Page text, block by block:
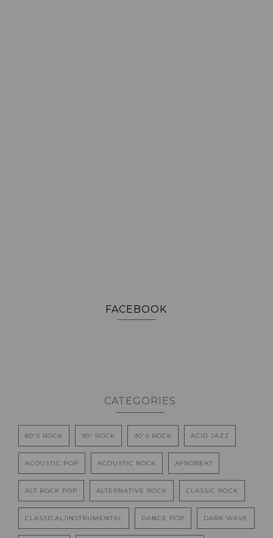
FACEBOOK
CATEGORIES
80'S ROCK 90' ROCK 90'S ROCK ACID JAZZ
ACOUSTIC POP ACOUSTIC ROCK AFROBEAT
ALT ROCK POP ALTERNATIVE ROCK CLASSIC ROCK
CLASSICAL/INSTRUMENTAL DANCE POP DARK WAVE